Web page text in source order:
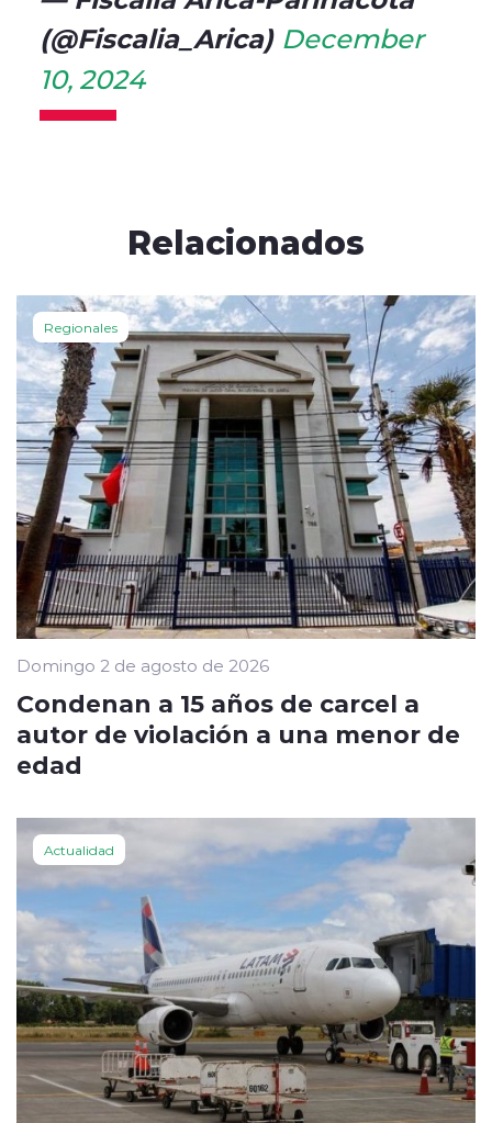
(@Fiscalia_Arica) December
10, 2024
Relacionados
Regionales
Domingo 2 de agosto de 2026
Condenan a 15 años de carcel a
autor de violación a una menor de
edad
Actualidad